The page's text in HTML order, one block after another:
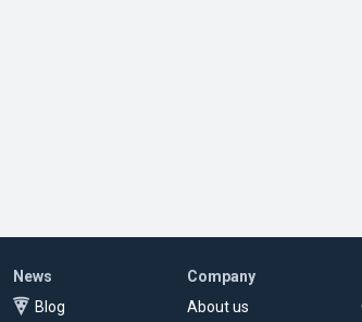
News
Blog
Company
About us